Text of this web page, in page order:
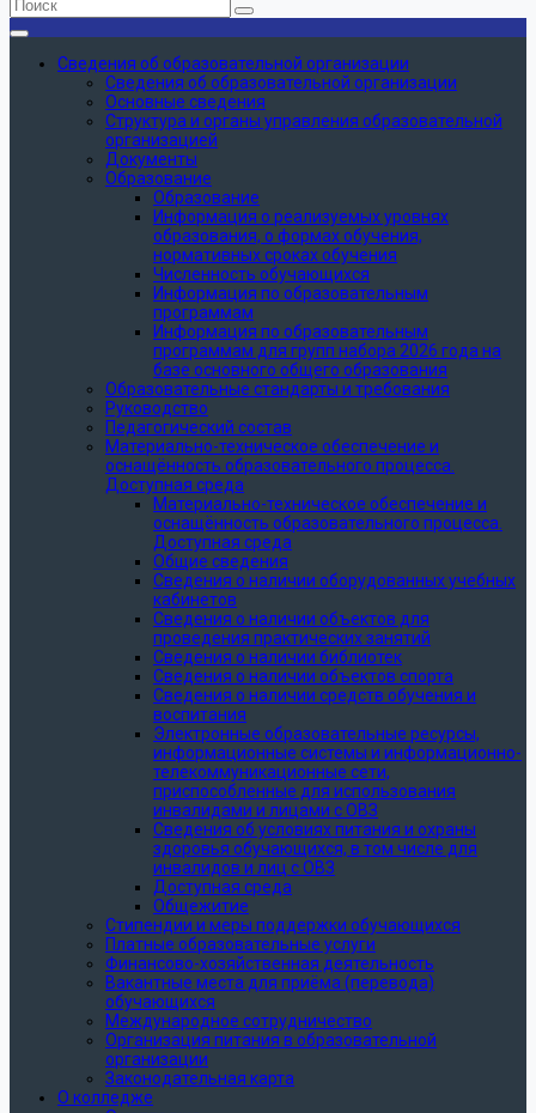
Сведения об образовательной организации
Сведения об образовательной организации
Основные сведения
Структура и органы управления образовательной
организацией
Документы
Образование
Образование
Информация о реализуемых уровнях
образования, о формах обучения,
нормативных сроках обучения
Численность обучающихся
Информация по образовательным
программам
Информация по образовательным
программам для групп набора 2026 года на
базе основного общего образования
Образовательные стандарты и требования
Руководство
Педагогический состав
Материально-техническое обеспечение и
оснащённость образовательного процесса.
Доступная среда
Материально-техническое обеспечение и
оснащённость образовательного процесса.
Доступная среда
Общие сведения
Сведения о наличии оборудованных учебных
кабинетов
Сведения о наличии объектов для
проведения практических занятий
Сведения о наличии библиотек
Сведения о наличии объектов спорта
Сведения о наличии средств обучения и
воспитания
Электронные образовательные ресурсы,
информационные системы и информационно-
телекоммуникационные сети,
приспособленные для использования
инвалидами и лицами с ОВЗ
Сведения об условиях питания и охраны
здоровья обучающихся, в том числе для
инвалидов и лиц с ОВЗ
Доступная среда
Общежитие
Стипендии и меры поддержки обучающихся
Платные образовательные услуги
Финансово-хозяйственная деятельность
Вакантные места для приёма (перевода)
обучающихся
Международное сотрудничество
Организация питания в образовательной
организации
Законодательная карта
О колледже